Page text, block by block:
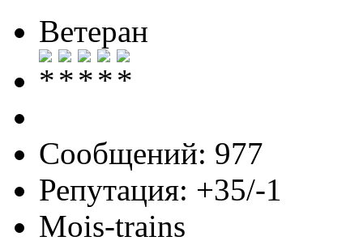
Ветеран
Сообщений: 977
Репутация: +35/-1
Mois-trains